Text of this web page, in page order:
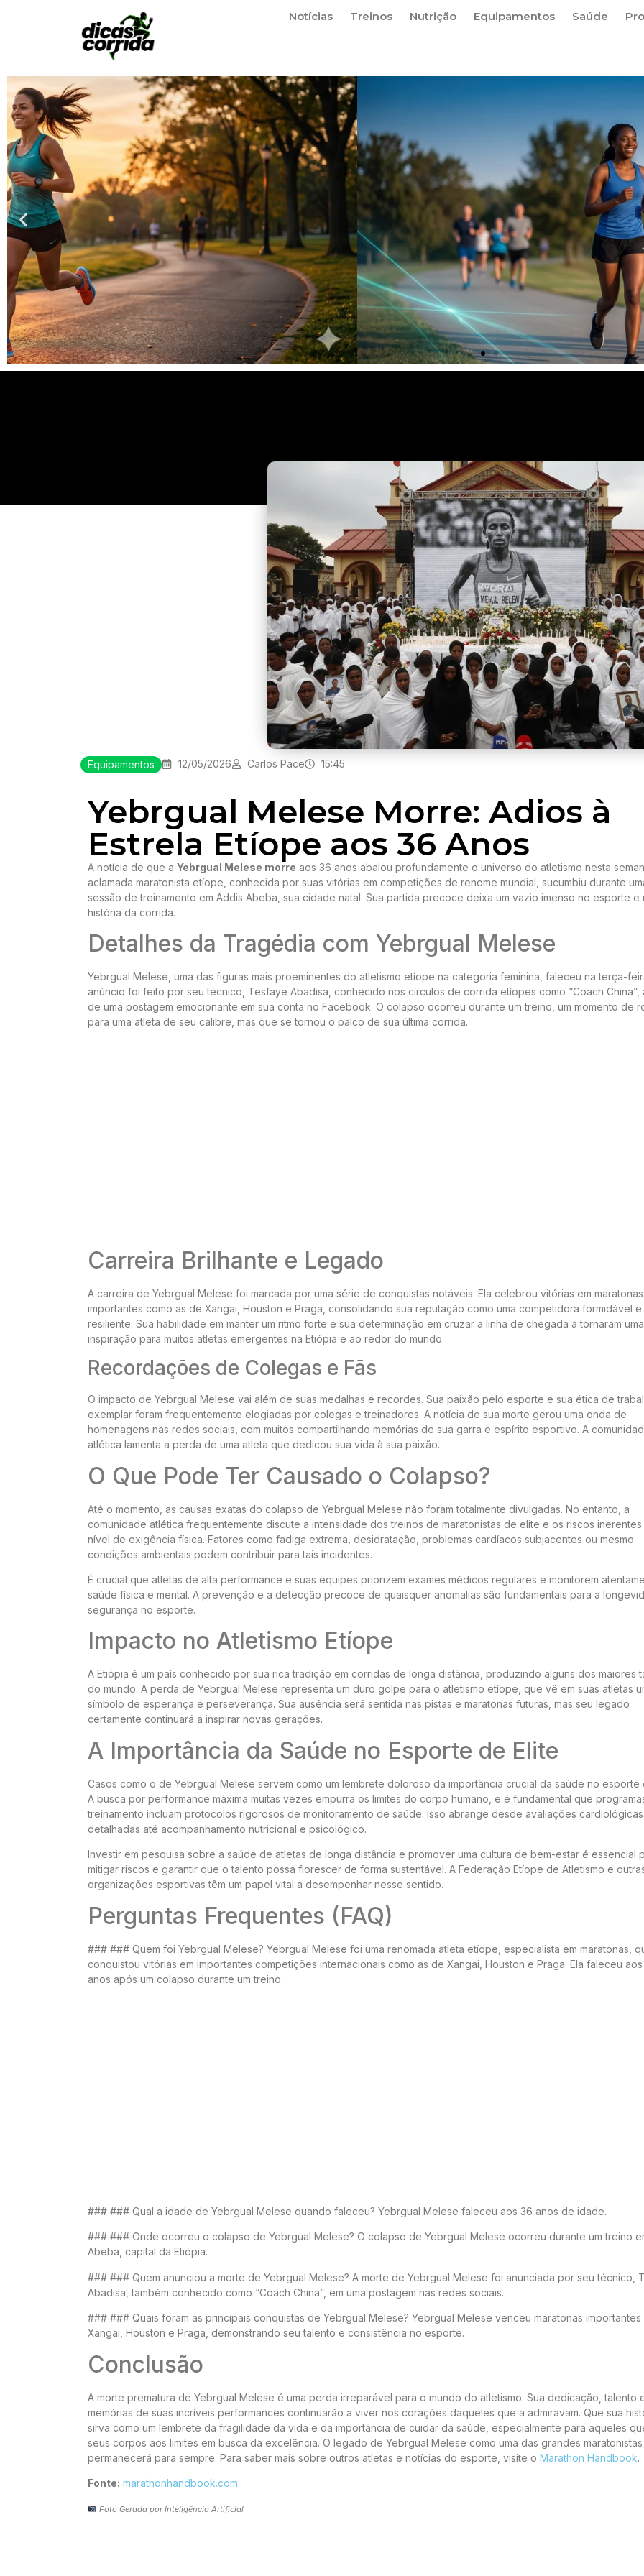
Notícias Treinos Nutrição Equipamentos Saúde
Equipamentos 12/05/2026 Carlos Pace 15:45
Yebrgual Melese Morre: Adios à
Estrela Etíope aos 36 Anos
A notícia de que a Yebrgual Melese morre aos 36 anos abalou profundamente o universo do atletismo nesta
aclamada maratonista etíope, conhecida por suas vitórias em competições de renome mundial, sucumbiu durante
sessão de treinamento em Addis Abeba, sua cidade natal. Sua partida precoce deixa um vazio imenso no esporte e
história da corrida.
Detalhes da Tragédia com Yebrgual Melese
Yebrgual Melese, uma das figuras mais proeminentes do atletismo etíope na categoria feminina, faleceu na terça-
anúncio foi feito por seu técnico, Tesfaye Abadisa, conhecido nos círculos de corrida etíopes como “Coach China”,
de uma postagem emocionante em sua conta no Facebook. O colapso ocorreu durante um treino, um momento de
para uma atleta de seu calibre, mas que se tornou o palco de sua última corrida.
Carreira Brilhante e Legado
A carreira de Yebrgual Melese foi marcada por uma série de conquistas notáveis. Ela celebrou vitórias em maratonas
importantes como as de Xangai, Houston e Praga, consolidando sua reputação como uma competidora formidável e
resiliente. Sua habilidade em manter um ritmo forte e sua determinação em cruzar a linha de chegada a tornaram uma
inspiração para muitos atletas emergentes na Etiópia e ao redor do mundo.
Recordações de Colegas e Fãs
O impacto de Yebrgual Melese vai além de suas medalhas e recordes. Sua paixão pelo esporte e sua ética de
exemplar foram frequentemente elogiadas por colegas e treinadores. A notícia de sua morte gerou uma onda de
homenagens nas redes sociais, com muitos compartilhando memórias de sua garra e espírito esportivo. A
atlética lamenta a perda de uma atleta que dedicou sua vida à sua paixão.
O Que Pode Ter Causado o Colapso?
Até o momento, as causas exatas do colapso de Yebrgual Melese não foram totalmente divulgadas. No entanto, a
comunidade atlética frequentemente discute a intensidade dos treinos de maratonistas de elite e os riscos inerentes
nível de exigência física. Fatores como fadiga extrema, desidratação, problemas cardíacos subjacentes ou mesmo
condições ambientais podem contribuir para tais incidentes.
É crucial que atletas de alta performance e suas equipes priorizem exames médicos regulares e monitorem
saúde física e mental. A prevenção e a detecção precoce de quaisquer anomalias são fundamentais para a
segurança no esporte.
Impacto no Atletismo Etíope
A Etiópia é um país conhecido por sua rica tradição em corridas de longa distância, produzindo alguns dos maiores
do mundo. A perda de Yebrgual Melese representa um duro golpe para o atletismo etíope, que vê em suas atletas
símbolo de esperança e perseverança. Sua ausência será sentida nas pistas e maratonas futuras, mas seu legado
certamente continuará a inspirar novas gerações.
A Importância da Saúde no Esporte de Elite
Casos como o de Yebrgual Melese servem como um lembrete doloroso da importância crucial da saúde no esporte
A busca por performance máxima muitas vezes empurra os limites do corpo humano, e é fundamental que
treinamento incluam protocolos rigorosos de monitoramento de saúde. Isso abrange desde avaliações cardiológicas
detalhadas até acompanhamento nutricional e psicológico.
Investir em pesquisa sobre a saúde de atletas de longa distância e promover uma cultura de bem-estar é essencial
mitigar riscos e garantir que o talento possa florescer de forma sustentável. A Federação Etíope de Atletismo e
organizações esportivas têm um papel vital a desempenhar nesse sentido.
Perguntas Frequentes (FAQ)
### ### Quem foi Yebrgual Melese? Yebrgual Melese foi uma renomada atleta etíope, especialista em maratonas,
conquistou vitórias em importantes competições internacionais como as de Xangai, Houston e Praga. Ela faleceu
anos após um colapso durante um treino.
### ### Qual a idade de Yebrgual Melese quando faleceu? Yebrgual Melese faleceu aos 36 anos de idade.
### ### Onde ocorreu o colapso de Yebrgual Melese? O colapso de Yebrgual Melese ocorreu durante um treino
Abeba, capital da Etiópia.
### ### Quem anunciou a morte de Yebrgual Melese? A morte de Yebrgual Melese foi anunciada por seu técnico,
Abadisa, também conhecido como “Coach China”, em uma postagem nas redes sociais.
### ### Quais foram as principais conquistas de Yebrgual Melese? Yebrgual Melese venceu maratonas importantes
Xangai, Houston e Praga, demonstrando seu talento e consistência no esporte.
Conclusão
A morte prematura de Yebrgual Melese é uma perda irreparável para o mundo do atletismo. Sua dedicação, talento
memórias de suas incríveis performances continuarão a viver nos corações daqueles que a admiravam. Que sua
sirva como um lembrete da fragilidade da vida e da importância de cuidar da saúde, especialmente para aqueles
seus corpos aos limites em busca da excelência. O legado de Yebrgual Melese como uma das grandes
permanecerá para sempre. Para saber mais sobre outros atletas e notícias do esporte, visite o Marathon Handbook.
Fonte: marathonhandbook.com
Foto Gerada por Inteligência Artificial